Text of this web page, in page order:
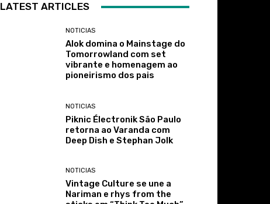
LATEST ARTICLES
NOTICIAS
Alok domina o Mainstage do
Tomorrowland com set
vibrante e homenagem ao
pioneirismo dos pais
NOTICIAS
Piknic Électronik São Paulo
retorna ao Varanda com
Deep Dish e Stephan Jolk
NOTICIAS
Vintage Culture se une a
Nariman e rhys from the